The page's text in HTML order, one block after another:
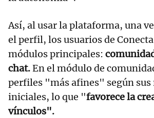
Así, al usar la plataforma, una
el perfil, los usuarios de
módulos principales:
chat.En el módulo de
perfiles "más afines" según sus
iniciales, lo que "favorece la
vínculos".